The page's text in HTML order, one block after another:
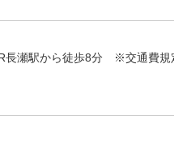
長瀬駅から徒歩8分 ※交通費規